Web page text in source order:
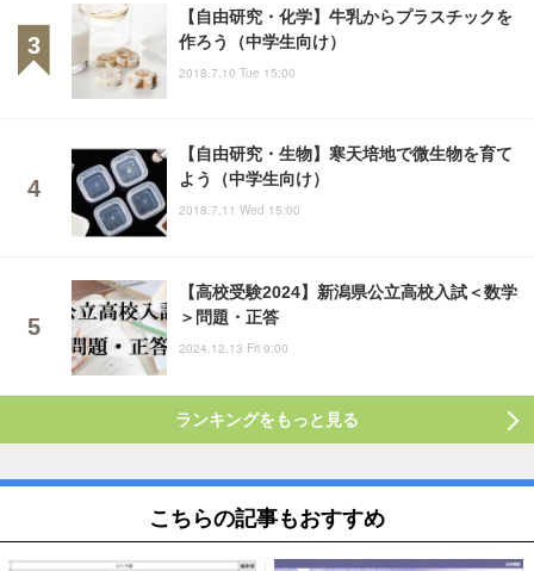
【自由研究・化学】牛乳からプラスチックを
作ろう（中学生向け）
2018.7.10 Tue 15:00
【自由研究・生物】寒天培地で微生物を育て
よう（中学生向け）
2018.7.11 Wed 15:00
【高校受験2024】新潟県公立高校入試＜数学
＞問題・正答
2024.12.13 Fri 9:00
ランキングをもっと見る
こちらの記事もおすすめ